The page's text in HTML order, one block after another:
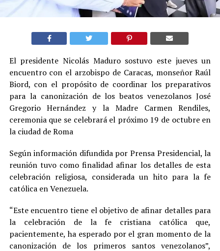
El presidente Nicolás Maduro sostuvo este jueves un
encuentro con el arzobispo de Caracas, monseñor Raúl
Biord, con el propósito de coordinar los preparativos
para la canonización de los beatos venezolanos José
Gregorio Hernández y la Madre Carmen Rendiles,
ceremonia que se celebrará el próximo 19 de octubre en
la ciudad de Roma
Según información difundida por Prensa Presidencial, la
reunión tuvo como finalidad afinar los detalles de esta
celebración religiosa, considerada un hito para la fe
católica en Venezuela.
“Este encuentro tiene el objetivo de afinar detalles para
la celebración de la fe cristiana católica que,
pacientemente, ha esperado por el gran momento de la
canonización de los primeros santos venezolanos”,